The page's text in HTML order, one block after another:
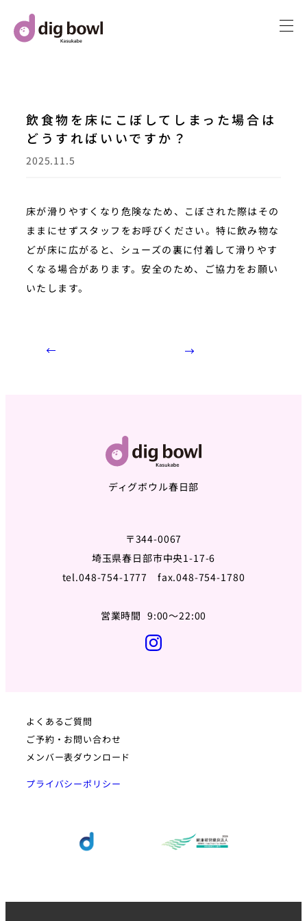
容
飲食物を床にこぼしてしまった場合は
どうすればいいですか？
2025.11.5
床が滑りやすくなり危険なため、こぼされた際はその
ままにせずスタッフをお呼びください。特に飲み物な
どが床に広がると、シューズの裏に付着して滑りやす
くなる場合があります。安全のため、ご協力をお願い
いたします。
ディグボウル春日部
〒344-0067
埼玉県春日部市中央1-17-6
tel.048-754-1777 fax.048-754-1780
営業時間 9:00〜22:00
よくあるご質問
ご予約・お問い合わせ
メンバー表ダウンロード
プライバシーポリシー